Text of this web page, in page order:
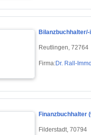
Reutlingen, 72764
Firma:Dr. Rall-
Finanzbuchhalter
Filderstadt, 70794